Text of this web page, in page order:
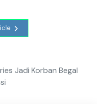
Jadi Korban Begal